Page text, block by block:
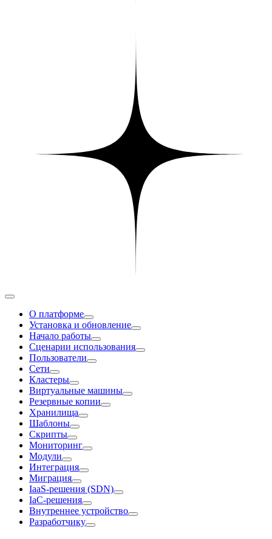
О платформе
Установка и обновление
Начало работы
Сценарии использования
Пользователи
Сети
Кластеры
Виртуальные машины
Резервные копии
Хранилища
Шаблоны
Скрипты
Мониторинг
Модули
Интеграция
Миграция
IaaS-решения (SDN)
IaC-решения
Внутреннее устройство
Разработчику